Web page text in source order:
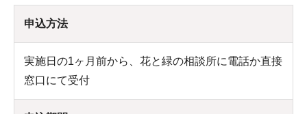
申込方法
実施日の1ヶ月前から、花と緑の相談所に電話か直接
窓口にて受付